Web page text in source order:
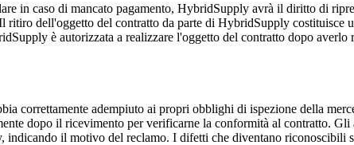
in caso di mancato pagamento, HybridSupply avrà il diritto di
dell'oggetto del contratto da parte di HybridSupply costituisce
è autorizzata a realizzare l'oggetto del contratto dopo
correttamente adempiuto ai propri obblighi di ispezione della
dopo il ricevimento per verificarne la conformità al contratto.
indicando il motivo del reclamo. I difetti che diventano riconoscibili